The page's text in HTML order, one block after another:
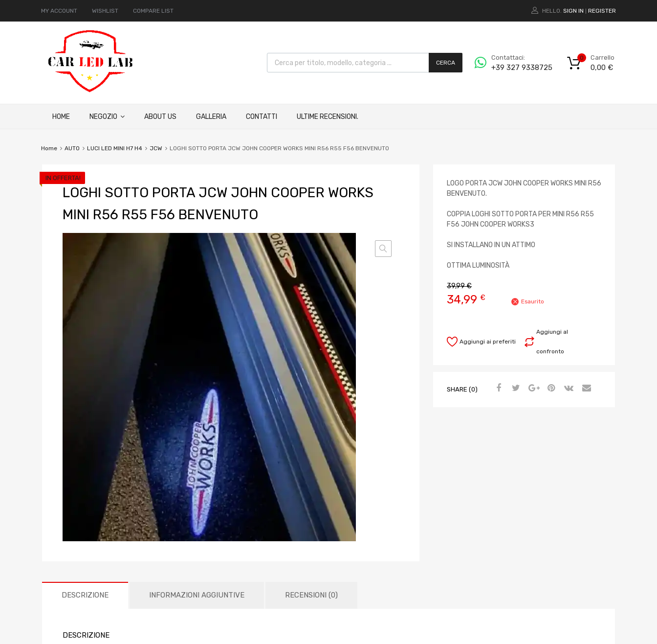
MY ACCOUNT WISHLIST COMPARE LIST HELLO. SIGN IN REGISTER
CERCA
Contattaci:
+39 327 9338725
Carrello
0,00 €
0
HOME NEGOZIO ABOUT US GALLERIA CONTATTI ULTIME RECENSIONI.
Home AUTO LUCI LED MINI H7 H4 JCW LOGHI SOTTO PORTA JCW JOHN COOPER WORKS MINI R56 R55 F56 BENVENUTO
LOGHI SOTTO PORTA JCW JOHN COOPER WORKS
MINI R56 R55 F56 BENVENUTO
IN OFFERTA!
LOGO PORTA JCW JOHN COOPER WORKS MINI R56
BENVENUTO.
COPPIA LOGHI SOTTO PORTA PER MINI R56 R55
F56 JOHN COOPER WORKS3
SI INSTALLANO IN UN ATTIMO
OTTIMA LUMINOSITÀ
39,99€
34,99 € Esaurito
Aggiungi al
confronto
Aggiungi ai preferiti
SHARE (0)
DESCRIZIONE INFORMAZIONI AGGIUNTIVE RECENSIONI (0)
DESCRIZIONE